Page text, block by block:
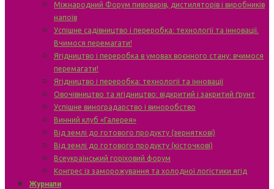
Міжнародний Форум пивоварів, дистиляторів і виробників
напоїв
Успішне садівництво і переробка: технології та інновації.
Вчимося перемагати!
Ягідництво і переробка в умовах воєнного стану: вчимося
перемагати!
Ягідництво і переробка: технології та інновації
Овочівництво та ягідництво: відкритий і закритий ґрунт
Успішне виноградарство і виноробство
Винний клуб «Галерея»
Від землі до готового продукту (зерняткові)
Від землі до готового продукту (кісточкові)
Всеукраїнський горіховий форум
Конгрес із заморожування та холодної логістики ягід
Журнали